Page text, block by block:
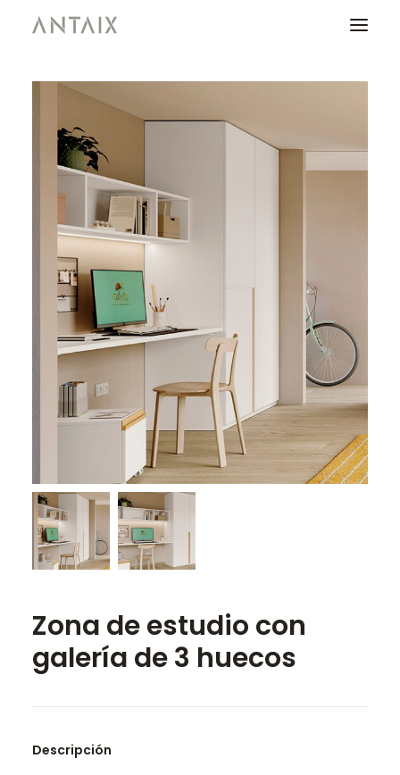
PRODUCTOS
CATÁLOGOS
NEWS
QUIENES SOMOS
CONTACTO
ÁREA DE PROFESIONALES
Zona de estudio con
galería de 3 huecos
Descripción